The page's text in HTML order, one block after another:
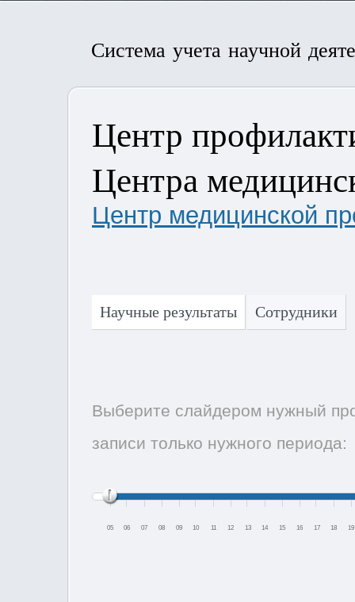
Система учета научной
Центр
Центра
Центр медицинской
Научные результаты Сотрудники
Выберите слайдером нужный
записи только нужного периода:
05 06 07 08 09 10 11 12 13 14 15 16 17 18 19